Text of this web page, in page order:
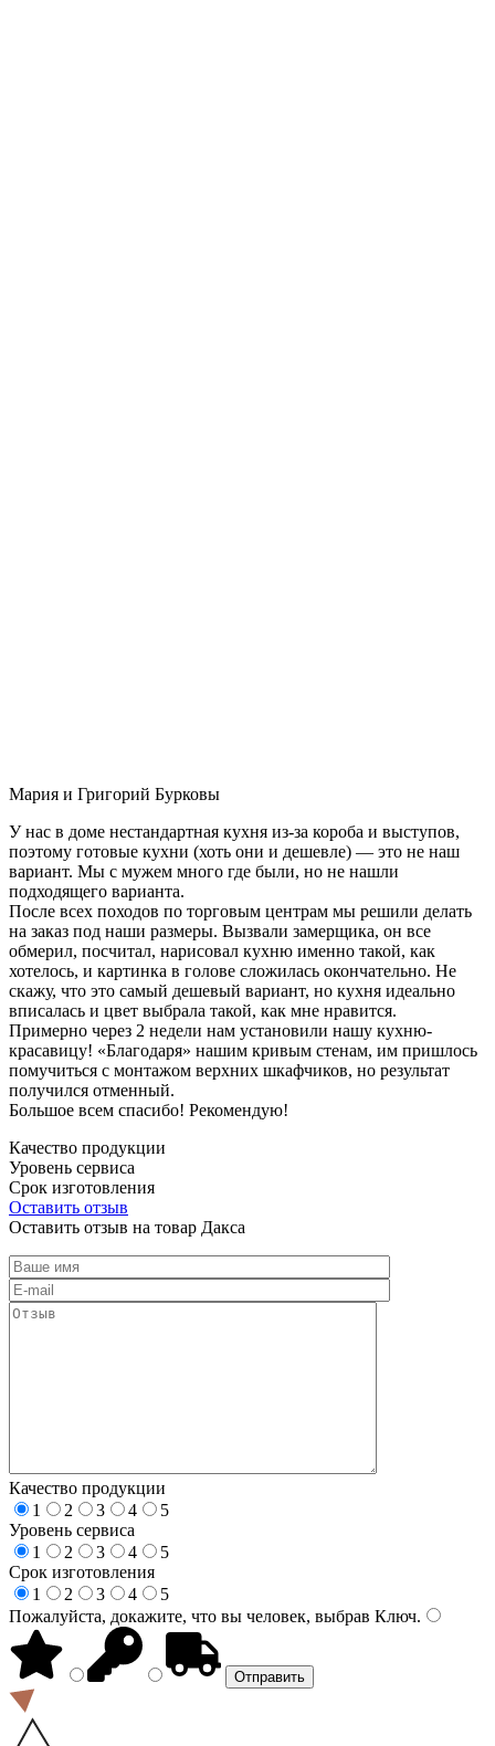
Мария и Григорий Бурковы
У нас в доме нестандартная кухня из-за короба и выступов,
поэтому готовые кухни (хоть они и дешевле) — это не наш
вариант. Мы с мужем много где были, но не нашли
подходящего варианта.
После всех походов по торговым центрам мы решили делать
на заказ под наши размеры. Вызвали замерщика, он все
обмерил, посчитал, нарисовал кухню именно такой, как
хотелось, и картинка в голове сложилась окончательно. Не
скажу, что это самый дешевый вариант, но кухня идеально
вписалась и цвет выбрала такой, как мне нравится.
Примерно через 2 недели нам установили нашу кухню-
красавицу! «Благодаря» нашим кривым стенам, им пришлось
помучиться с монтажом верхних шкафчиков, но результат
получился отменный.
Большое всем спасибо! Рекомендую!
Качество продукции
Уровень сервиса
Срок изготовления
Оставить отзыв
Оставить отзыв на товар Дакса
Качество продукции
1
2 3 4
5
Уровень сервиса
1
2 3 4
5
Срок изготовления
1
2 3 4
5
Пожалуйста, докажите, что вы человек, выбрав Ключ.